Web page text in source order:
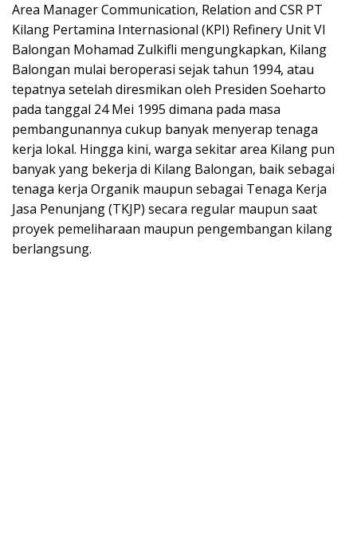
Area Manager Communication, Relation and CSR PT
Kilang Pertamina Internasional (KPI) Refinery Unit VI
Balongan Mohamad Zulkifli mengungkapkan, Kilang
Balongan mulai beroperasi sejak tahun 1994, atau
tepatnya setelah diresmikan oleh Presiden Soeharto
pada tanggal 24 Mei 1995 dimana pada masa
pembangunannya cukup banyak menyerap tenaga
kerja lokal. Hingga kini, warga sekitar area Kilang pun
banyak yang bekerja di Kilang Balongan, baik sebagai
tenaga kerja Organik maupun sebagai Tenaga Kerja
Jasa Penunjang (TKJP) secara regular maupun saat
proyek pemeliharaan maupun pengembangan kilang
berlangsung.